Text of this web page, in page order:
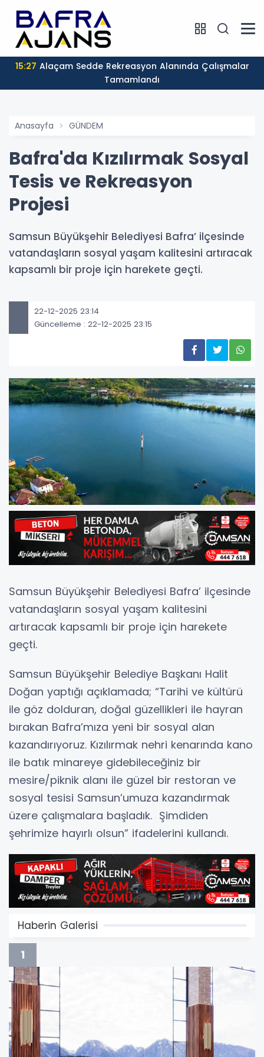
15:27
Tamamlandı
Anasayfa GÜNDEM
Bafra'da Kızılırmak Sosyal
Tesis ve Rekreasyon
Projesi
Samsun Büyükşehir Belediyesi Bafra’ ilçesinde
vatandaşların sosyal yaşam kalitesini artıracak
kapsamlı bir proje için harekete geçti.
22-12-2025 23:14
Güncelleme : 22-12-2025 23:15
Samsun Büyükşehir Belediyesi Bafra’ ilçesinde
vatandaşların sosyal yaşam kalitesini
artıracak kapsamlı bir proje için harekete
geçti.
Samsun Büyükşehir Belediye Başkanı Halit
Doğan yaptığı açıklamada; “Tarihi ve kültürü
ile göz dolduran, doğal güzellikleri ile hayran
bırakan Bafra’mıza yeni bir sosyal alan
kazandırıyoruz. Kızılırmak nehri kenarında kano
ile batık minareye gidebileceğiniz bir
mesire/piknik alanı ile güzel bir restoran ve
sosyal tesisi Samsun’umuza kazandırmak
üzere çalışmalara başladık. Şimdiden
şehrimize hayırlı olsun” ifadelerini kullandı.
Haberin Galerisi
1